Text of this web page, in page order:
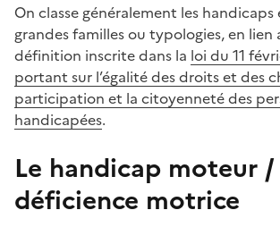
On classe généralement les handicaps
grandes familles ou typologies, en lien
définition inscrite dans la loi du 11
portant sur l’égalité des droits et des
participation et la citoyenneté des
handicapées.
Le handicap moteur /
déficience motrice